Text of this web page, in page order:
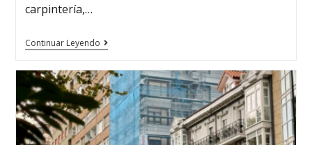
carpintería,…
Continuar Leyendo